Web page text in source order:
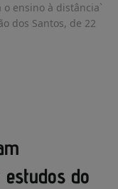
ensino à distância`
dos Santos, de 22
do